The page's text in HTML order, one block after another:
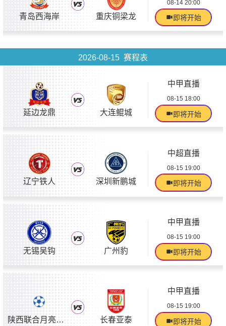
青岛西海岸 重庆铜梁龙
08-14 20:00
即将开始
2026-08-15 赛程表
延边龙鼎 大连鲲城
中甲直播
08-15 18:00
即将开始
辽宁铁人 深圳新鹏城
中超直播
08-15 19:00
即将开始
无锡吴钩 广州豹
中甲直播
08-15 19:00
即将开始
陕西联合月亮泊队 长春亚泰
中甲直播
08-15 19:00
即将开始